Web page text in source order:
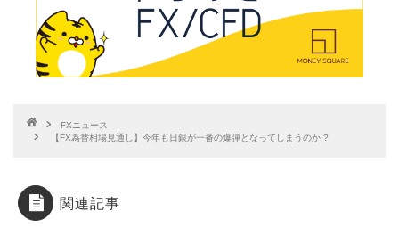
FXニュース
【FX為替相場見通し】今年も日銀が一番の爆弾となってしまうのか!?
関連記事